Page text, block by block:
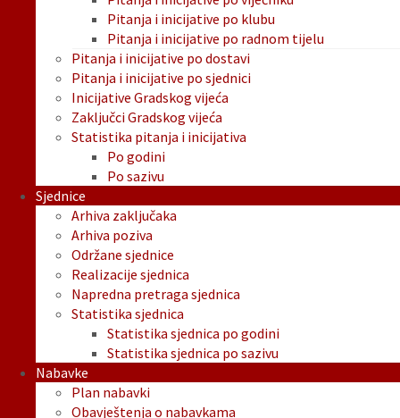
Pitanja i inicijative po klubu
Pitanja i inicijative po radnom tijelu
Pitanja i inicijative po dostavi
Pitanja i inicijative po sjednici
Inicijative Gradskog vijeća
Zaključci Gradskog vijeća
Statistika pitanja i inicijativa
Po godini
Po sazivu
Sjednice
Arhiva zaključaka
Arhiva poziva
Održane sjednice
Realizacije sjednica
Napredna pretraga sjednica
Statistika sjednica
Statistika sjednica po godini
Statistika sjednica po sazivu
Nabavke
Plan nabavki
Obavještenja o nabavkama